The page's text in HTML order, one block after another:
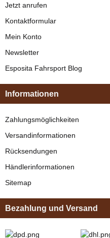
Esposita
"Anatomic" Cronic
Braun
379,00 € - 679,00 €
"Shettyglück"
Braun
329,00 €*
Jetzt anrufen
Kontaktformular
Mein Konto
Newsletter
Esposita Fahrsport Blog
Informationen
Zahlungsmöglichkeiten
Versandinformationen
Rücksendungen
Händlerinformationen
Sitemap
Bezahlung und Versand